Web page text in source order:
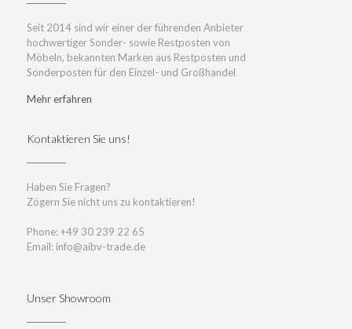
Seit 2014 sind wir einer der führenden Anbieter
hochwertiger Sonder- sowie Restposten von
Möbeln, bekannten Marken aus Restposten und
Sonderposten für den Einzel- und Großhandel
Mehr erfahren
Kontaktieren Sie uns!
Haben Sie Fragen?
Zögern Sie nicht uns zu kontaktieren!
Phone: +49 30 239 22 65
Email: info@aibv-trade.de
Unser Showroom